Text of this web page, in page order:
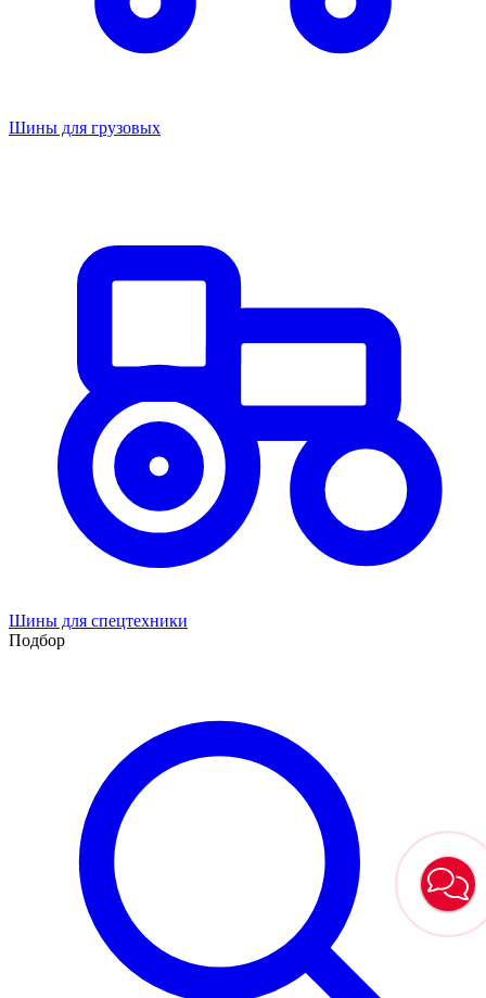
Шины для грузовых
Шины для спецтехники
Подбор